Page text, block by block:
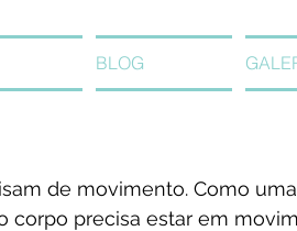
BLOG
de movimento. Como
corpo precisa estar em